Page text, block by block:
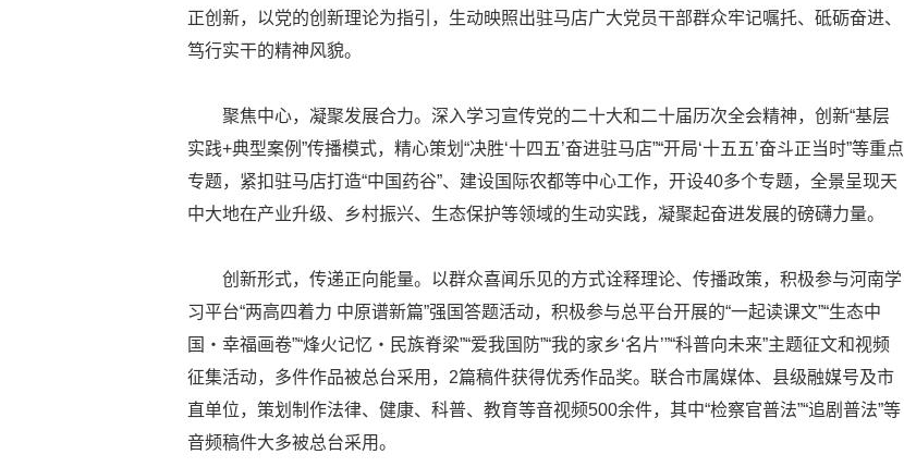
正创新，以党的创新理论为指引，生动映照出驻马店广大党员干部群众牢记嘱托、砥砺奋进、
笃行实干的精神风貌。
聚焦中心，凝聚发展合力。深入学习宣传党的二十大和二十届历次全会精神，创新“基层
实践+典型案例”传播模式，精心策划“决胜‘十四五’奋进驻马店”“开局‘十五五’奋斗正当时”等重点
专题，紧扣驻马店打造“中国药谷”、建设国际农都等中心工作，开设40多个专题，全景呈现天
中大地在产业升级、乡村振兴、生态保护等领域的生动实践，凝聚起奋进发展的磅礴力量。
创新形式，传递正向能量。以群众喜闻乐见的方式诠释理论、传播政策，积极参与河南学
习平台“两高四着力 中原谱新篇”强国答题活动，积极参与总平台开展的“一起读课文”“生态中
国・幸福画卷”“烽火记忆・民族脊梁”“爱我国防”“我的家乡‘名片’”“科普向未来”主题征文和视频
征集活动，多件作品被总台采用，2篇稿件获得优秀作品奖。联合市属媒体、县级融媒号及市
直单位，策划制作法律、健康、科普、教育等音视频500余件，其中“检察官普法”“追剧普法”等
音频稿件大多被总台采用。